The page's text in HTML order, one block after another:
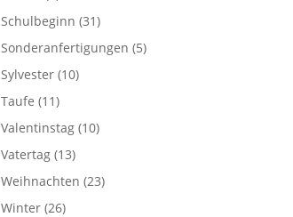
Schulbeginn (31)
Sonderanfertigungen (5)
Sylvester (10)
Taufe (11)
Valentinstag (10)
Vatertag (13)
Weihnachten (23)
Winter (26)